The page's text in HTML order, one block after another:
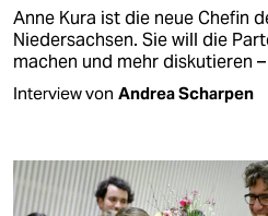
Anne Kura ist die neue Chefin
Niedersachsen. Sie will die
machen und mehr diskutieren
Interview von Andrea Scharpen